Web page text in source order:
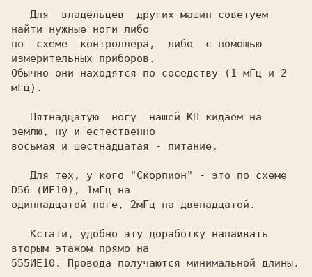
найти нужные ноги либо
по  схеме  контроллера,  либо  с помощью
измерительных приборов.
Обычно они находятся по соседству (1 мГц и 2
мГц).
землю, ну и естественно
восьмая и шестнадцатая - питание.
D56 (ИЕ10), 1мГц на
одиннадцатой ноге, 2мГц на двенадцатой.
вторым этажом прямо на
555ИЕ10. Провода получаются минимальной длины.